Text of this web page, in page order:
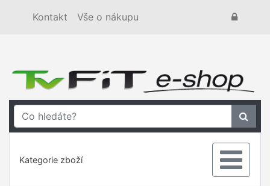
Kontakt Vše o nákupu
Kategorie zboží